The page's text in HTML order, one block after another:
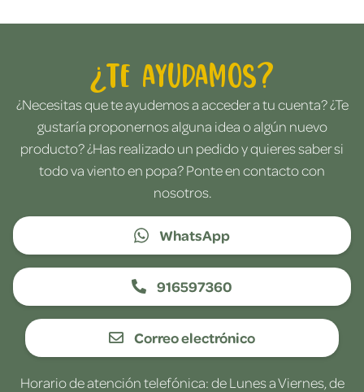
¿Te ayudamos?
¿Necesitas que te ayudemos a acceder a tu cuenta? ¿Te
gustaría proponernos alguna idea o algún nuevo
producto? ¿Has realizado un pedido y quieres saber si
todo va viento en popa? Ponte en contacto con
nosotros.
WhatsApp
916597360
Correo electrónico
Horario de atención telefónica: de Lunes a Viernes, de